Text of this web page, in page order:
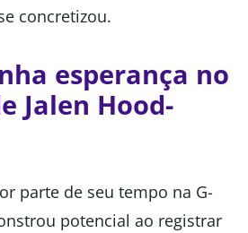
concretizou.
esperança no
Jalen Hood-
parte de seu tempo na G-
potencial ao registrar